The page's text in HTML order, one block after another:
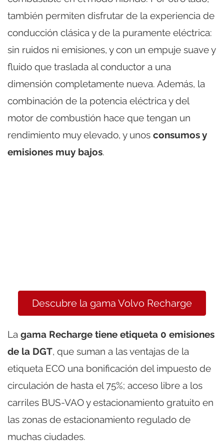
también permiten disfrutar de la experiencia de
conducción clásica y de la puramente eléctrica:
sin ruidos ni emisiones, y con un empuje suave y
fluido que traslada al conductor a una
dimensión completamente nueva. Además, la
combinación de la potencia eléctrica y del
motor de combustión hace que tengan un
rendimiento muy elevado, y unos consumos y
emisiones muy bajos.
Descubre la gama Volvo Recharge
La gama Recharge tiene etiqueta 0 emisiones
de la DGT, que suman a las ventajas de la
etiqueta ECO una bonificación del impuesto de
circulación de hasta el 75%; acceso libre a los
carriles BUS-VAO y estacionamiento gratuito en
las zonas de estacionamiento regulado de
muchas ciudades.